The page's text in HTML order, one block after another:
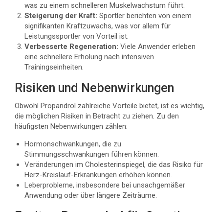
was zu einem schnelleren Muskelwachstum führt.
Steigerung der Kraft: Sportler berichten von einem
signifikanten Kraftzuwachs, was vor allem für
Leistungssportler von Vorteil ist.
Verbesserte Regeneration: Viele Anwender erleben
eine schnellere Erholung nach intensiven
Trainingseinheiten.
Risiken und Nebenwirkungen
Obwohl Propandrol zahlreiche Vorteile bietet, ist es wichtig,
die möglichen Risiken in Betracht zu ziehen. Zu den
häufigsten Nebenwirkungen zählen:
Hormonschwankungen, die zu
Stimmungsschwankungen führen können.
Veränderungen im Cholesterinspiegel, die das Risiko für
Herz-Kreislauf-Erkrankungen erhöhen können.
Leberprobleme, insbesondere bei unsachgemäßer
Anwendung oder über längere Zeiträume.